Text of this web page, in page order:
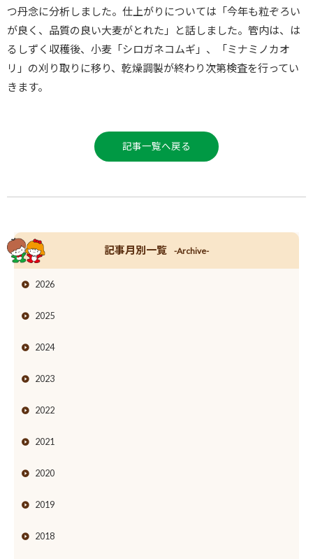
つ丹念に分析しました。仕上がりについては「今年も粒ぞろい
が良く、品質の良い大麦がとれた」と話しました。管内は、は
るしずく収穫後、小麦「シロガネコムギ」、「ミナミノカオ
リ」の刈り取りに移り、乾燥調製が終わり次第検査を行ってい
きます。
記事一覧へ戻る
記事月別一覧 -Archive-
2026
2025
2024
2023
2022
2021
2020
2019
2018